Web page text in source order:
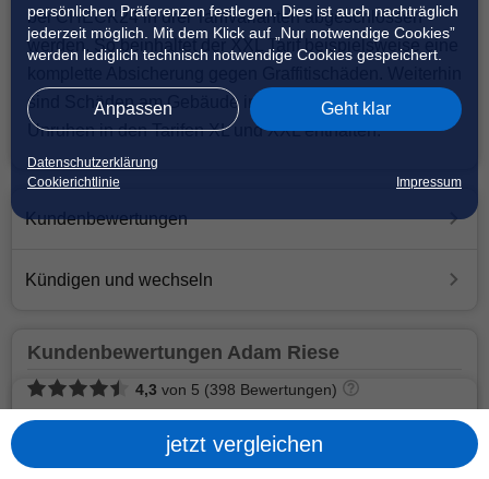
persönlichen Präferenzen festlegen. Dies ist auch nachträglich
jederzeit möglich. Mit dem Klick auf „Nur notwendige Cookies”
werden lediglich technisch notwendige Cookies gespeichert.
Anpassen Geht klar
Datenschutzerklärung
Cookierichtlinie
Impressum
bei CHECK24 in drei Tarifvarianten abgeschlossen
werden. So beinhaltet der XXL Tarif beispielsweise eine
sind Schäden am Gebäude infolge von inneren
Unruhen in den Tarifen XL und XXL enthalten.
Kundenbewertungen
Kündigen und wechseln
Kundenbewertungen Adam Riese
4,3 von 5 (398 Bewertungen)
5 Sterne
188
jetzt vergleichen